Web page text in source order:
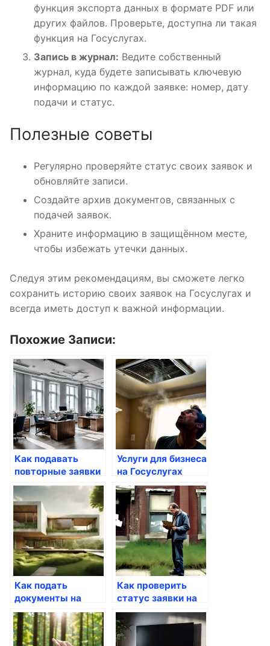
функция экспорта данных в формате PDF или
других файлов. Проверьте, доступна ли такая
функция на Госуслугах.
Запись в журнал: Ведите собственный
журнал, куда будете записывать ключевую
информацию по каждой заявке: номер, дату
подачи и статус.
Полезные советы
Регулярно проверяйте статус своих заявок и
обновляйте записи.
Создайте архив документов, связанных с
подачей заявок.
Храните информацию в защищённом месте,
чтобы избежать утечки данных.
Следуя этим рекомендациям, вы сможете легко
сохранить историю своих заявок на Госуслугах и
всегда иметь доступ к важной информации.
Похожие Записи:
Как подавать
повторные заявки
на Госуслугах
Услуги для бизнеса
на Госуслугах
Как подать
документы на
гражданство
через Госуслуги
Как проверить
статус заявки на
Госуслугах